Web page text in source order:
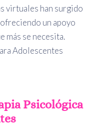
virtuales han surgido
un apoyo
más se necesita.
Adolescentes
Psicológica